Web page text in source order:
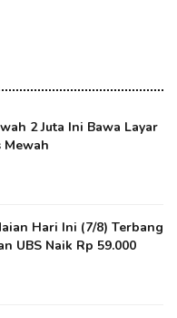
2 Juta Ini Bawa Layar
Mewah
Hari Ini (7/8) Terbang
UBS Naik Rp 59.000